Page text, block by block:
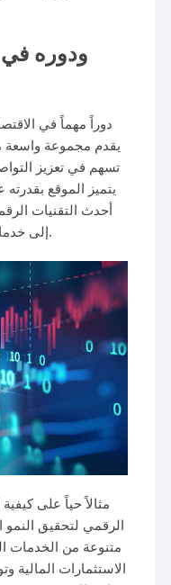
يقدم مجموعة واسعة
تسهم في تعزيز
يتميز الموقع
أحدث التقنيات
إلى خدمات متميزة تتمتع بالكفاءة والسرعة.
الرقمي لتحقيق
متنوعة من الخدمات
الاستثمارات المالية